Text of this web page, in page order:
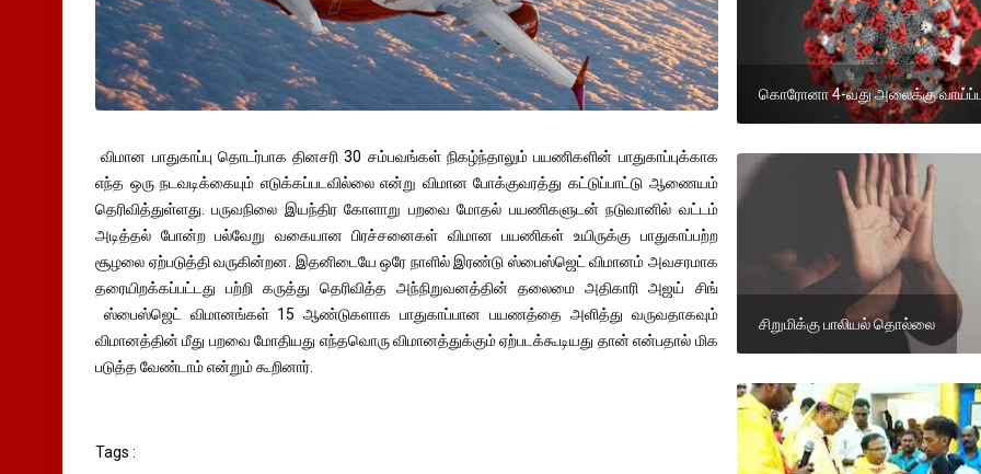
விமான பாதுகாப்பு தொடர்பாக தினசரி 30 சம்பவங்கள் நிகழ்ந்தாலும் பயணிகளின் பாதுகாப்புக்காக
எந்த ஒரு நடவடிக்கையும் எடுக்கப்படவில்லை என்று விமான போக்குவரத்து கட்டுப்பாட்டு ஆணையம்
தெரிவித்துள்ளது. பருவநிலை இயந்திர கோளாறு பறவை மோதல் பயணிகளுடன் நடுவானில் வட்டம்
அடித்தல் போன்ற பல்வேறு வகையான பிரச்சனைகள் விமான பயணிகள் உயிருக்கு பாதுகாப்பற்ற
சூழலை ஏற்படுத்தி வருகின்றன. இதனிடையே ஒரே நாளில் இரண்டு ஸ்பைஸ்ஜெட் விமானம் அவசரமாக
தரையிறக்கப்பட்டது பற்றி கருத்து தெரிவித்த அந்நிறுவனத்தின் தலைமை அதிகாரி அஜய் சிங்
ஸ்பைஸ்ஜெட் விமானங்கள் 15 ஆண்டுகளாக பாதுகாப்பான பயணத்தை அளித்து வருவதாகவும்
விமானத்தின் மீது பறவை மோதியது எந்தவொரு விமானத்துக்கும் ஏற்படக்கூடியது தான் என்பதால் மிக
படுத்த வேண்டாம் என்றும் கூறினார்.
Tags :
கொரோனா 4-வது அலைக்கு
சிறுமிக்கு பாலியல் தொல்லை